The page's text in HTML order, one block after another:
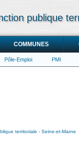
publique
COMMUNES
Pôle-Emploi PMI
territoriale - Seine-et-Marne